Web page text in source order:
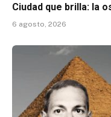
Ciudad que brilla: la
6 agosto, 2026